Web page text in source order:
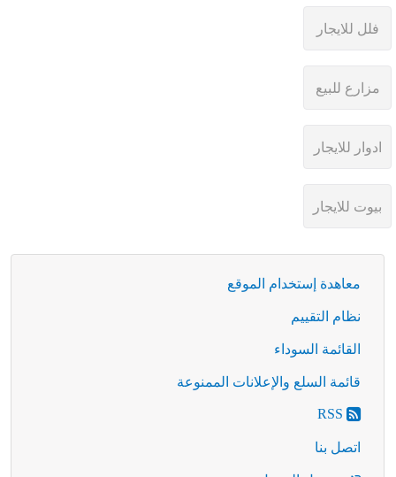
معاهدة إستخدام الموقع
نظام التقييم
القائمة السوداء
قائمة السلع والإعلانات الممنوعة
اتصل بنا